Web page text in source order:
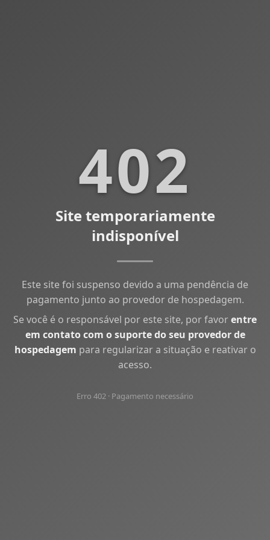
402
Site temporariamente
indisponível
Este site foi suspenso devido a uma pendência de
pagamento junto ao provedor de hospedagem.
Se você é o responsável por este site, por favorentre
em contato com o suporte do seu provedor de
hospedagem para regularizar a situação e reativar o
acesso.
Erro 402 · Pagamento necessário